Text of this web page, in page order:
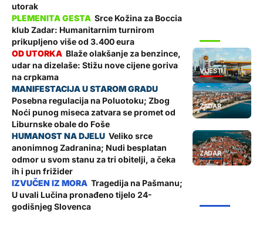
utorak
Srce Kožina za Boccia
klub Zadar: Humanitarnim turnirom
prikupljeno više od 3.400 eura
VIJESTI
Blaže olakšanje za benzince,
udar na dizelaše: Stižu nove cijene goriva
na crpkama
ZADAR
Posebna regulacija na Poluotoku; Zbog
Noći punog miseca zatvara se promet od
Liburnske obale do Foše
ZADAR
Veliko srce
anonimnog Zadranina; Nudi besplatan
odmor u svom stanu za tri obitelji, a čeka
ih i pun frižider
Tragedija na Pašmanu;
U uvali Lučina pronađeno tijelo 24-
godišnjeg Slovenca